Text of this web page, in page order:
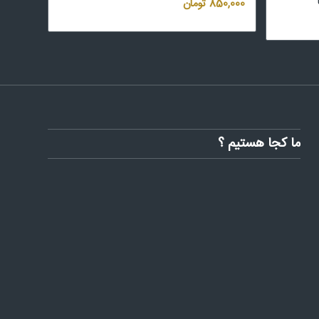
850,000 تومان
ما کجا هستیم ؟